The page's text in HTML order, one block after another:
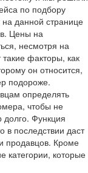
по подбору
данной странице
Цены на
несмотря на
такие факторы, как
он относится,
подороже.
определять
чтобы не
Функция
в последствии даст
продавцов. Кроме
категории, которые